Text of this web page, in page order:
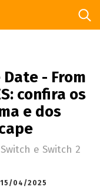
- From
confira os
e dos
e Switch 2
15/04/2025